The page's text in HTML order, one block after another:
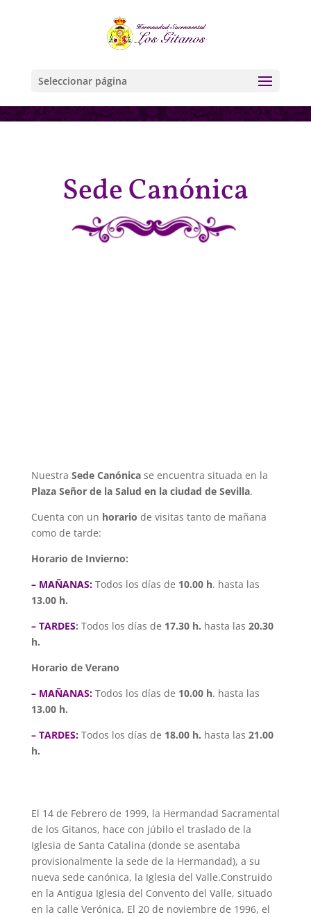
Seleccionar página
Sede Canónica
Nuestra Sede Canónicase encuentra situada en la
Plaza Señor de la Salud en la ciudad de Sevilla.
Cuenta con un horario de visitas tanto de mañana
como de tarde:
Horario de Invierno:
– MAÑANAS: Todos los días de 10.00 h. hasta las
13.00 h.
– TARDES: Todos los días de 17.30 h. hasta las 20.30
h.
Horario de Verano
– MAÑANAS: Todos los días de 10.00 h. hasta las
13.00 h.
– TARDES: Todos los días de 18.00 h. hasta las 21.00
h.
El 14 de Febrero de 1999, la Hermandad Sacramental
de los Gitanos, hace con júbilo el traslado de la
Iglesia de Santa Catalina (donde se asentaba
provisionalmente la sede de la Hermandad), a su
nueva sede canónica, la Iglesia del Valle.Construido
en la Antigua Iglesia del Convento del Valle, situado
en la calle Verónica. El 20 de noviembre de 1996, el